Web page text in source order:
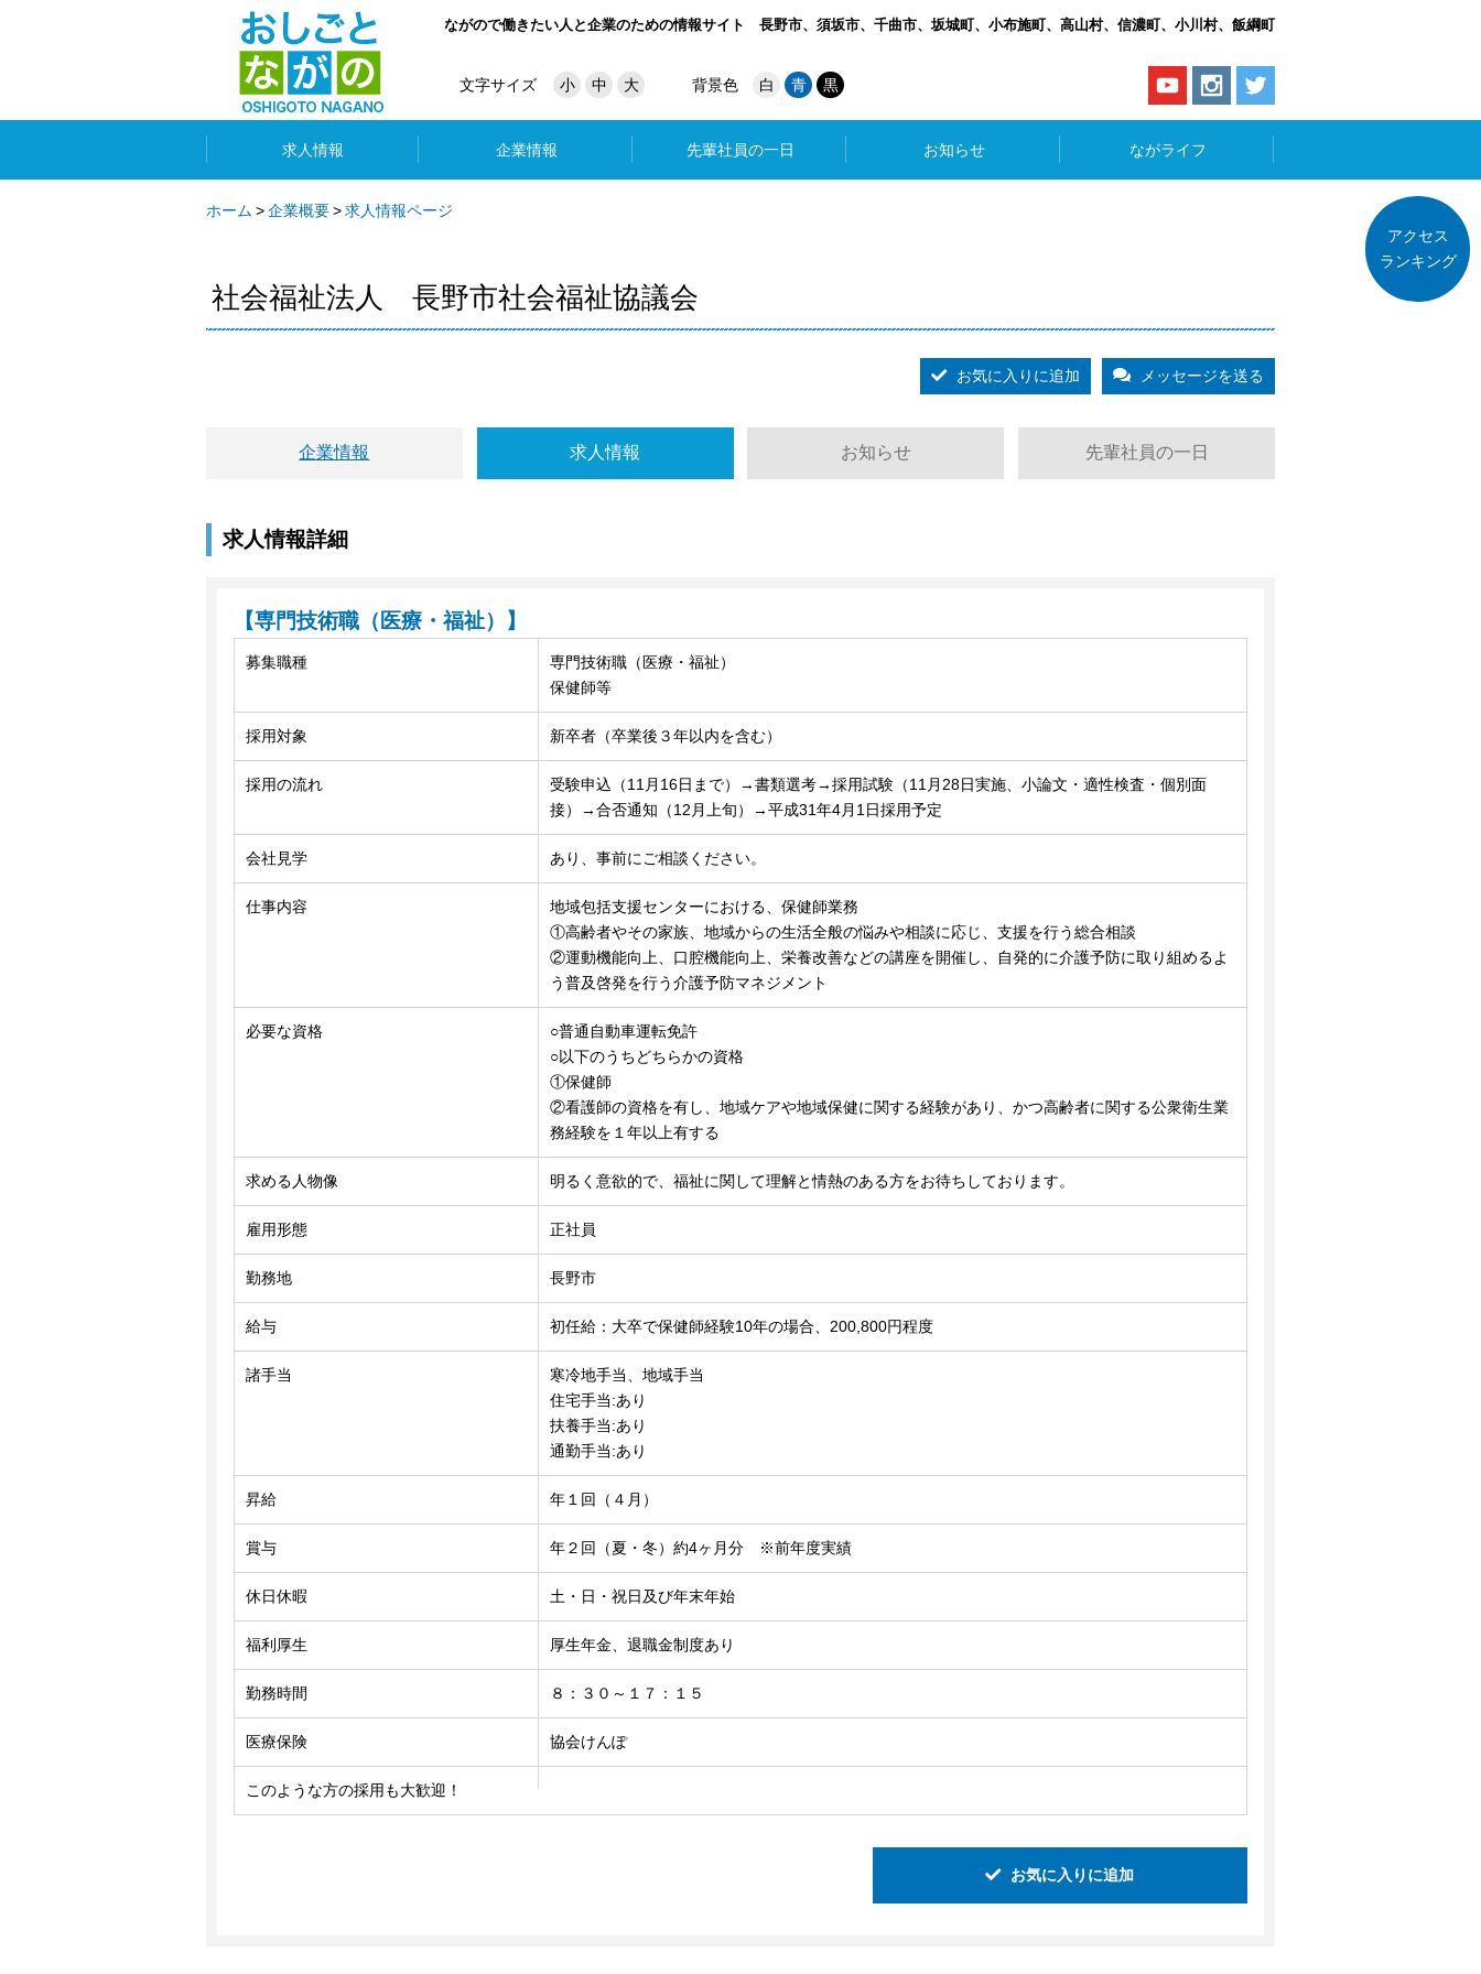
ながので働きたい人と企業のための情報サイト 長野市、須坂市、千曲市、坂城町、小布施町、高山村、信濃町、小川村、飯綱町
文字サイズ 小 中 大 背景色 白 青 黒
求人情報 企業情報 先輩社員の一日 お知らせ ながライフ
ホーム 企業概要 求人情報ページ
社会福祉法人 長野市社会福祉協議会
お気に入りに追加 メッセージを送る
企業情報 求人情報 お知らせ 先輩社員の一日
求人情報詳細
【専門技術職（医療・福祉）】
募集職種
専門技術職（医療・福祉）
保健師等
採用対象 新卒者（卒業後３年以内を含む）
採用の流れ
受験申込（11月16日まで）→書類選考→採用試験（11月28日実施、小論文・適性検査・個別面
接）→合否通知（12月上旬）→平成31年4月1日採用予定
会社見学 あり、事前にご相談ください。
仕事内容
地域包括支援センターにおける、保健師業務
①高齢者やその家族、地域からの生活全般の悩みや相談に応じ、支援を行う総合相談
②運動機能向上、口腔機能向上、栄養改善などの講座を開催し、自発的に介護予防に取り組めるよ
う普及啓発を行う介護予防マネジメント
必要な資格
○普通自動車運転免許
○以下のうちどちらかの資格
①保健師
②看護師の資格を有し、地域ケアや地域保健に関する経験があり、かつ高齢者に関する公衆衛生業
務経験を１年以上有する
求める人物像 明るく意欲的で、福祉に関して理解と情熱のある方をお待ちしております。
雇用形態 正社員
勤務地 長野市
給与 初任給：大卒で保健師経験10年の場合、200,800円程度
諸手当
寒冷地手当、地域手当
住宅手当:あり
扶養手当:あり
通勤手当:あり
昇給 年１回（４月）
賞与 年２回（夏・冬）約4ヶ月分 ※前年度実績
休日休暇 土・日・祝日及び年末年始
福利厚生 厚生年金、退職金制度あり
勤務時間 ８：３０～１７：１５
医療保険 協会けんぽ
このような方の採用も大歓迎！
お気に入りに追加
アクセス
ランキング